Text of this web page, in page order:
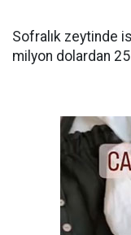
Sofralık zeytinde
milyon dolardan